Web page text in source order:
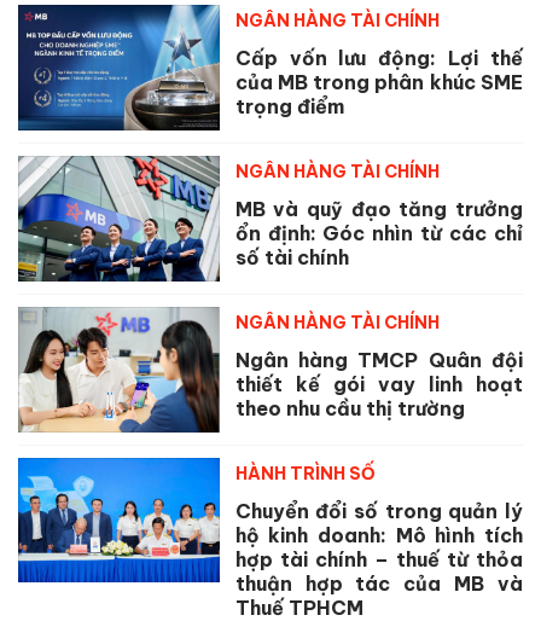
NGÂN HÀNG TÀI CHÍNH
Cấp vốn lưu động: Lợi thế
của MB trong phân khúc SME
trọng điểm
NGÂN HÀNG TÀI CHÍNH
MB và quỹ đạo tăng trưởng
ổn định: Góc nhìn từ các chỉ
số tài chính
NGÂN HÀNG TÀI CHÍNH
Ngân hàng TMCP Quân đội
thiết kế gói vay linh hoạt
theo nhu cầu thị trường
HÀNH TRÌNH SỐ
Chuyển đổi số trong quản lý
hộ kinh doanh: Mô hình tích
hợp tài chính – thuế từ thỏa
thuận hợp tác của MB và
Thuế TPHCM